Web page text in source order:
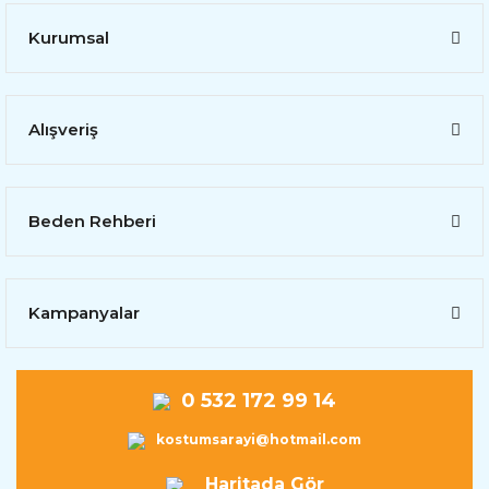
Kurumsal
Alışveriş
Beden Rehberi
Kampanyalar
0 532 172 99 14
kostumsarayi@hotmail.com
Haritada Gör